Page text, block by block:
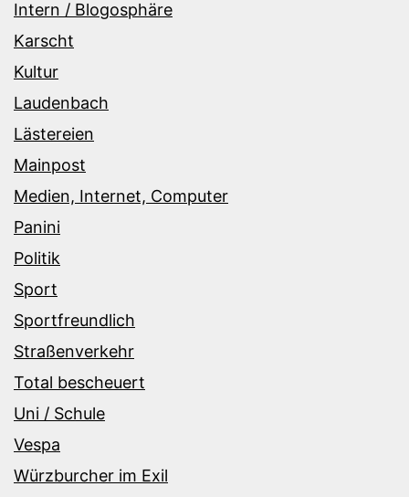
Intern / Blogosphäre
Karscht
Kultur
Laudenbach
Lästereien
Mainpost
Medien, Internet, Computer
Panini
Politik
Sport
Sportfreundlich
Straßenverkehr
Total bescheuert
Uni / Schule
Vespa
Würzburcher im Exil